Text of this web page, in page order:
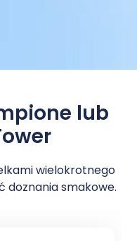
lub
wielokrotnego
doznania smakowe.